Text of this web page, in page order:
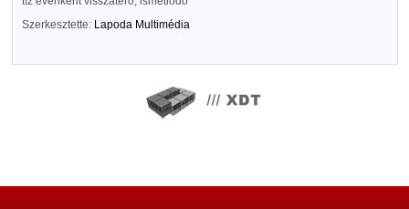
Szerkesztette: Lapoda Multimédia